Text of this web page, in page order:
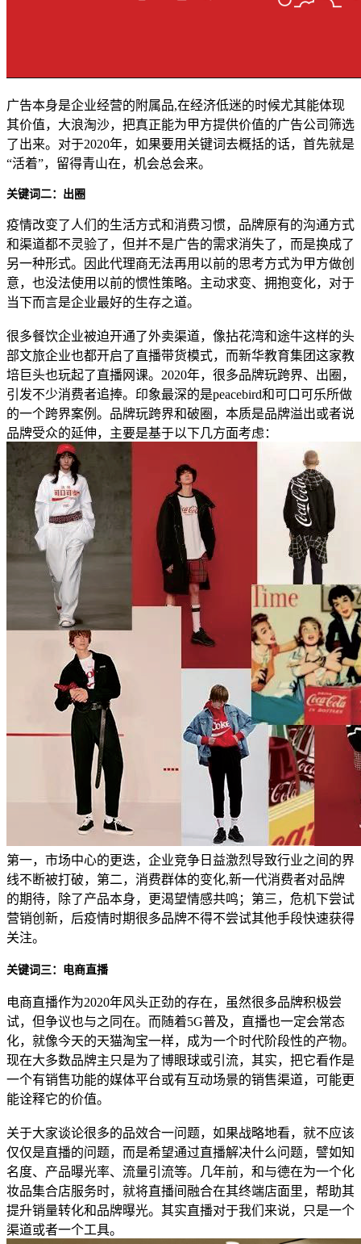
广告本身是企业经营的附属品,在经济低迷的时候尤其能体现
其价值，大浪淘沙，把真正能为甲方提供价值的广告公司筛选
了出来。对于2020年，如果要用关键词去概括的话，首先就是
“活着”，留得青山在，机会总会来。
关键词二：出圈
疫情改变了人们的生活方式和消费习惯，品牌原有的沟通方式
和渠道都不灵验了，但并不是广告的需求消失了，而是换成了
另一种形式。因此代理商无法再用以前的思考方式为甲方做创
意，也没法使用以前的惯性策略。主动求变、拥抱变化，对于
当下而言是企业最好的生存之道。
很多餐饮企业被迫开通了外卖渠道，像拈花湾和途牛这样的头
部文旅企业也都开启了直播带货模式，而新华教育集团这家教
培巨头也玩起了直播网课。2020年，很多品牌玩跨界、出圈，
引发不少消费者追捧。印象最深的是peacebird和可口可乐所做
的一个跨界案例。品牌玩跨界和破圈，本质是品牌溢出或者说
品牌受众的延伸，主要是基于以下几方面考虑：
第一，市场中心的更迭，企业竞争日益激烈导致行业之间的界
线不断被打破，第二，消费群体的变化,新一代消费者对品牌
的期待，除了产品本身，更渴望情感共鸣；第三，危机下尝试
营销创新，后疫情时期很多品牌不得不尝试其他手段快速获得
关注。
关键词三：电商直播
电商直播作为2020年风头正劲的存在，虽然很多品牌积极尝
试，但争议也与之同在。而随着5G普及，直播也一定会常态
化，就像今天的天猫淘宝一样，成为一个时代阶段性的产物。
现在大多数品牌主只是为了博眼球或引流，其实，把它看作是
一个有销售功能的媒体平台或有互动场景的销售渠道，可能更
能诠释它的价值。
关于大家谈论很多的品效合一问题，如果战略地看，就不应该
仅仅是直播的问题，而是希望通过直播解决什么问题，譬如知
名度、产品曝光率、流量引流等。几年前，和与德在为一个化
妆品集合店服务时，就将直播间融合在其终端店面里，帮助其
提升销量转化和品牌曝光。其实直播对于我们来说，只是一个
渠道或者一个工具。